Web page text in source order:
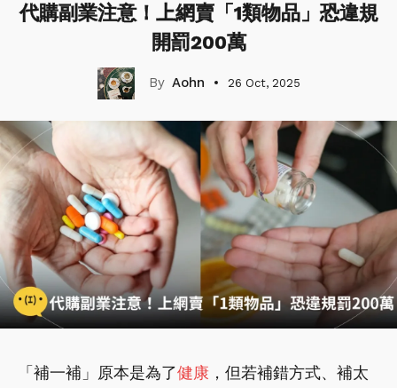
代購副業注意！上網賣「1類物品」恐違規
開罰200萬
Aohn 26 Oct, 2025
「補一補」原本是為了健康 ，但若補錯方式、補太